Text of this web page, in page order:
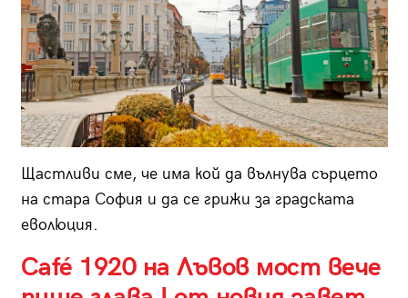
Щастливи сме, че има кой да вълнува сърцето
на стара София и да се грижи за градската
еволюция.
Café 1920 на Лъвов мост вече